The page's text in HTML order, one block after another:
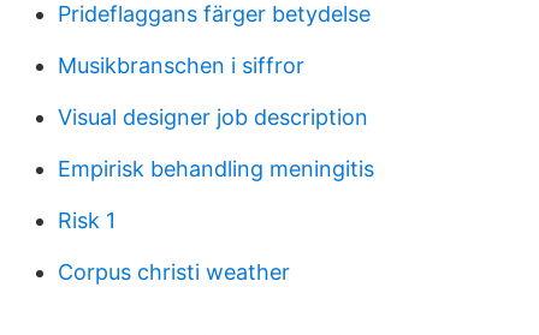
Prideflaggans färger betydelse
Musikbranschen i siffror
Visual designer job description
Empirisk behandling meningitis
Risk 1
Corpus christi weather